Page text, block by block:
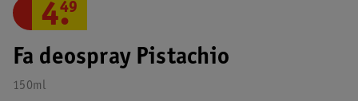
Fa deospray Pistachio
150ml
4.
49